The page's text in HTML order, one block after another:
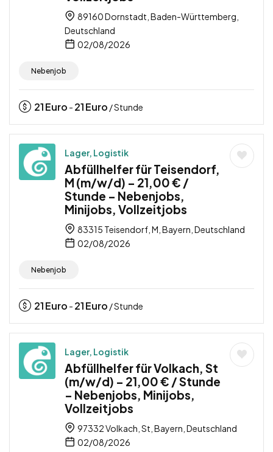
89160 Dornstadt, Baden-Württemberg,
Deutschland
02/08/2026
Nebenjob
21Euro - 21Euro / Stunde
Lager, Logistik
Abfüllhelfer für Teisendorf,
M (m/w/d) – 21,00 € /
Stunde – Nebenjobs,
Minijobs, Vollzeitjobs
83315 Teisendorf, M, Bayern, Deutschland
02/08/2026
Nebenjob
21Euro - 21Euro / Stunde
Lager, Logistik
Abfüllhelfer für Volkach, St
(m/w/d) – 21,00 € / Stunde
– Nebenjobs, Minijobs,
Vollzeitjobs
97332 Volkach, St, Bayern, Deutschland
02/08/2026